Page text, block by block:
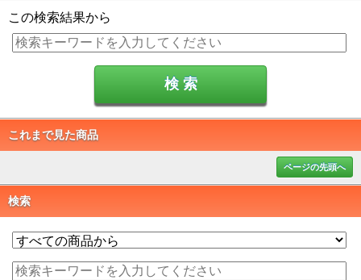
この検索結果から
これまで見た商品
ページの先頭へ
検索